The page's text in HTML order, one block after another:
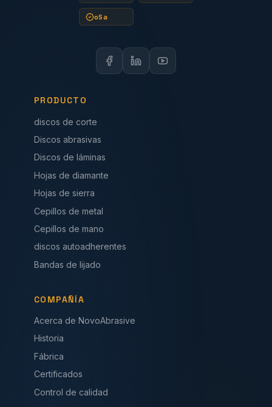
oSa
PRODUCTO
discos de corte
Discos abrasivas
Discos de láminas
Hojas de diamante
Hojas de sierra
Cepillos de metal
Cepillos de mano
discos autoadherentes
Bandas de lijado
COMPAÑÍA
Acerca de NovoAbrasive
Historia
Fábrica
Certificados
Control de calidad